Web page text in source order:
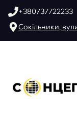
+380737722233
Сокільники,